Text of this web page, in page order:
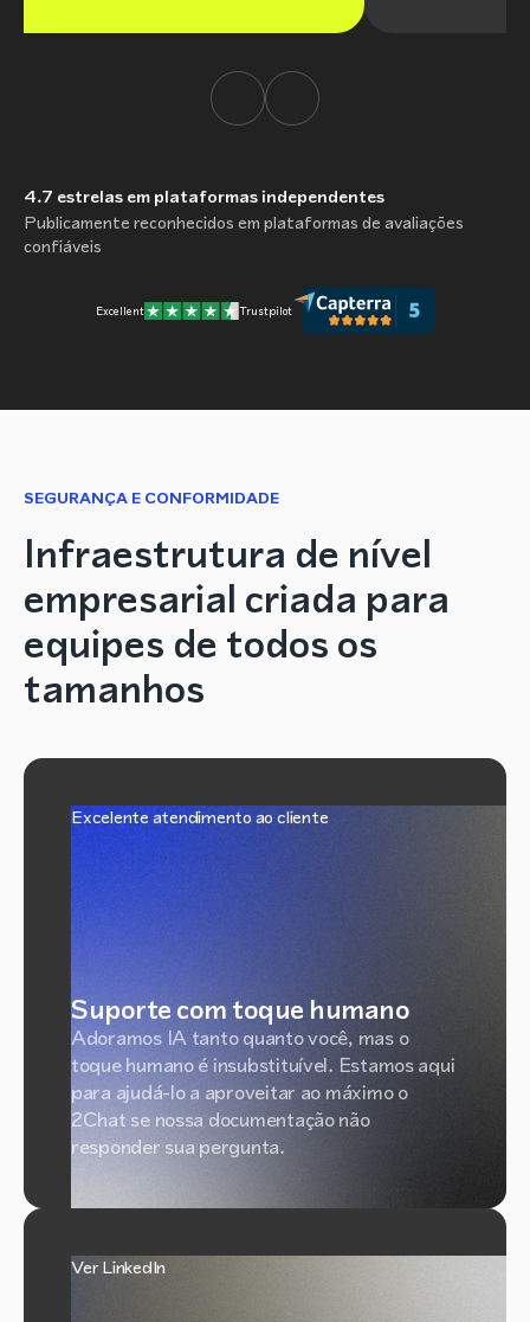
4.7 estrelas em plataformas independentes
Publicamente reconhecidos em plataformas de avaliações
confiáveis
Excellent Trustpilot
SEGURANÇA E CONFORMIDADE
Infraestrutura de nível
empresarial criada para
equipes de todos os
tamanhos
Excelente atendimento ao cliente
Suporte com toque humano
Adoramos IA tanto quanto você, mas o
toque humano é insubstituível. Estamos aqui
para ajudá-lo a aproveitar ao máximo o
2Chat se nossa documentação não
responder sua pergunta.
Ver LinkedIn